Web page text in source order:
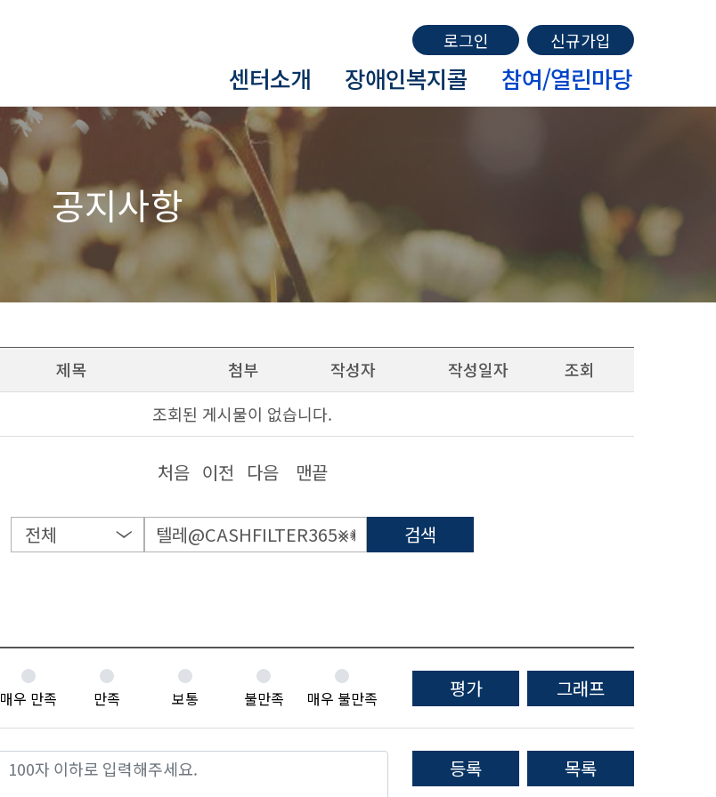
로그인 신규가입
센터소개 장애인복지콜 참여/열린마당
공지사항
제목 첨부 작성자 작성일자
조회
조회된 게시물이 없습니다.
처음 이전 다음 맨끝
검색
매우 만족 만족 보통 불만족 매우 불만족 평가 그래프
등록 목록